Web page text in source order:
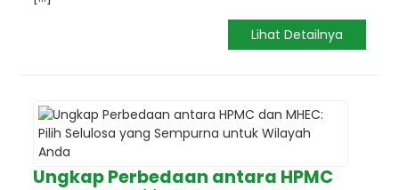
Lihat Detailnya
Ungkap Perbedaan antara HPMC